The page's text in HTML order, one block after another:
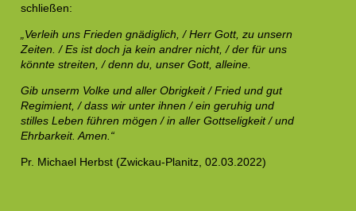
schließen:
„Verleih uns Frieden gnädiglich, / Herr Gott, zu unsern
Zeiten. /Es ist doch ja kein andrer nicht, / der für uns
könnte streiten, /denn du, unser Gott, alleine.
Gib unserm Volke und aller Obrigkeit / Fried und gut
Regimient, /dass wir unter ihnen / ein geruhig und
stilles Leben führen mögen /in aller Gottseligkeit / und
Ehrbarkeit. Amen.“
Pr. Michael Herbst (Zwickau-Planitz, 02.03.2022)